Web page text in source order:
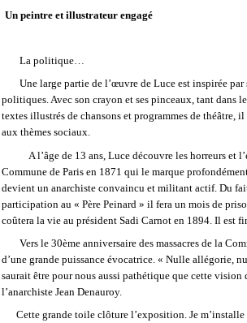
Un peintre et illustrateur engagé
La politique…
Une large partie de l’œuvre de Luce est inspirée par
politiques. Avec son crayon et ses pinceaux, tant dans
textes illustrés de chansons et programmes de théâtre,
aux thèmes sociaux.
A l’âge de 13 ans, Luce découvre les horreurs et
Commune de Paris en 1871 qui le marque
devient un anarchiste convaincu et militant actif. Du fait
participation au « Père Peinard » il fera un mois de
coûtera la vie au président Sadi Carnot en 1894. Il est
Vers le 30ème anniversaire des massacres de la
d’une grande puissance évocatrice. « Nulle allégorie,
saurait être pour nous aussi pathétique que cette vision
l’anarchiste Jean Denauroy.
Cette grande toile clôture l’exposition. Je m’installe